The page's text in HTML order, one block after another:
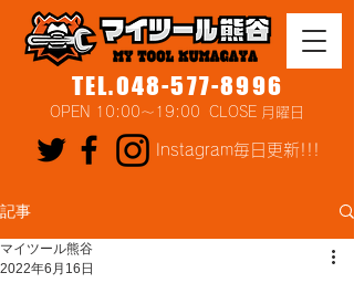
TEL.048-577-8996
OPEN 10:00～19:00 CLOSE 月曜日
Instagram毎日更新!!!
記事
マイツール熊谷
2022年6月16日